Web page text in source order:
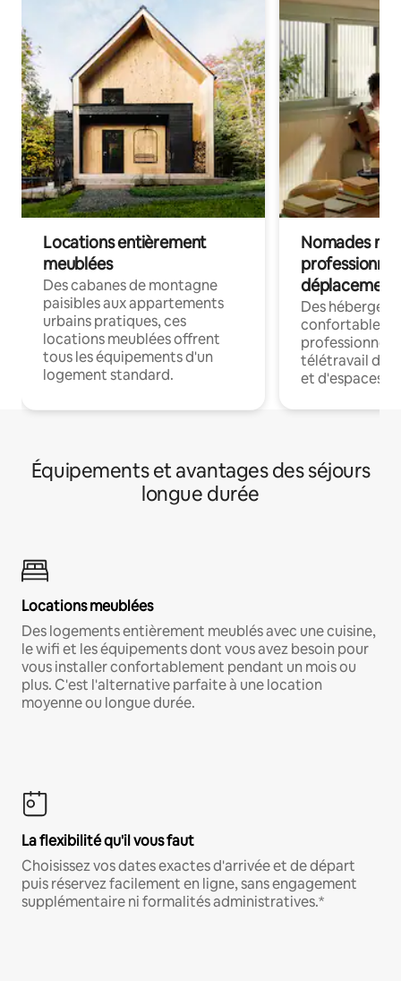
Locations entièrement
meublées
Des cabanes de montagne
paisibles aux appartements
urbains pratiques, ces
locations meublées offrent
tous les équipements d'un
logement standard.
Nomades
déplacement
Des
confortables
professionnels
télétravail
et d'espaces
Équipements et avantages des séjours
longue durée
Locations meublées
Des logements entièrement meublés avec une cuisine,
le wifi et les équipements dont vous avez besoin pour
vous installer confortablement pendant un mois ou
plus. C'est l'alternative parfaite à une location
moyenne ou longue durée.
La flexibilité qu'il vous faut
Choisissez vos dates exactes d'arrivée et de départ
puis réservez facilement en ligne, sans engagement
supplémentaire ni formalités administratives.*